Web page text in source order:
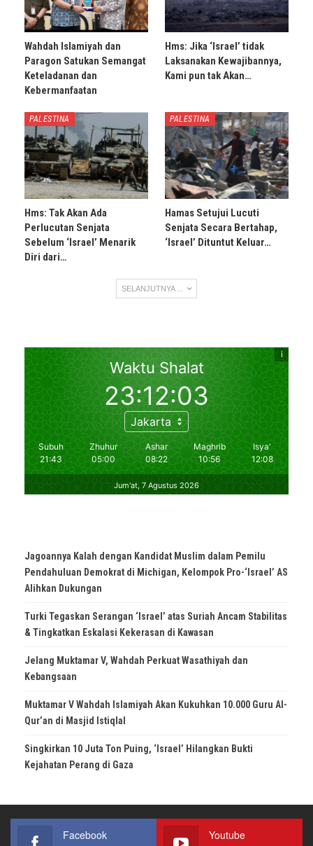
Wahdah Islamiyah dan
Paragon Satukan Semangat
Keteladanan dan
Kebermanfaatan
Hms: Jika ‘Israel’ tidak
Laksanakan Kewajibannya,
Kami pun tak Akan…
PALESTINA
Hms: Tak Akan Ada
Perlucutan Senjata
Sebelum ‘Israel’ Menarik
Diri dari…
PALESTINA
Hamas Setujui Lucuti
Senjata Secara Bertahap,
‘Israel’ Dituntut Keluar…
SELANJUTNYA ...
Jagoannya Kalah dengan Kandidat Muslim dalam Pemilu
Pendahuluan Demokrat di Michigan, Kelompok Pro-‘Israel’ AS
Alihkan Dukungan
Turki Tegaskan Serangan ‘Israel’ atas Suriah Ancam Stabilitas
& Tingkatkan Eskalasi Kekerasan di Kawasan
Jelang Muktamar V, Wahdah Perkuat Wasathiyah dan
Kebangsaan
Muktamar V Wahdah Islamiyah Akan Kukuhkan 10.000 Guru Al-
Qur’an di Masjid Istiqlal
Singkirkan 10 Juta Ton Puing, ‘Israel’ Hilangkan Bukti
Kejahatan Perang di Gaza
Facebook Youtube